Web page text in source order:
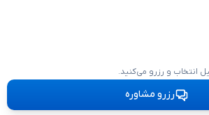
انتخاب و رزرو می‌کنید.
رزرو مشاوره